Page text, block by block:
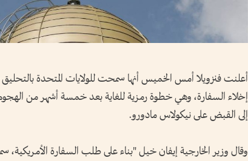
أعلنت فنزويلا أمس الخميس أنها سمحت للولايات المتحدة
إخلاء السفارة، وهي خطوة رمزية للغاية بعد خمسة أشهر من
إلى القبض على نيكولاس مادورو.
وقال وزير الخارجية إيفان خيل "بناء على طلب السفارة